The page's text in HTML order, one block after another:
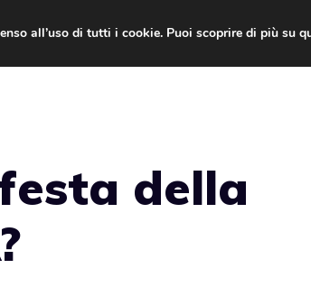
della
all’uso di tutti i cookie. Puoi scoprire di più su